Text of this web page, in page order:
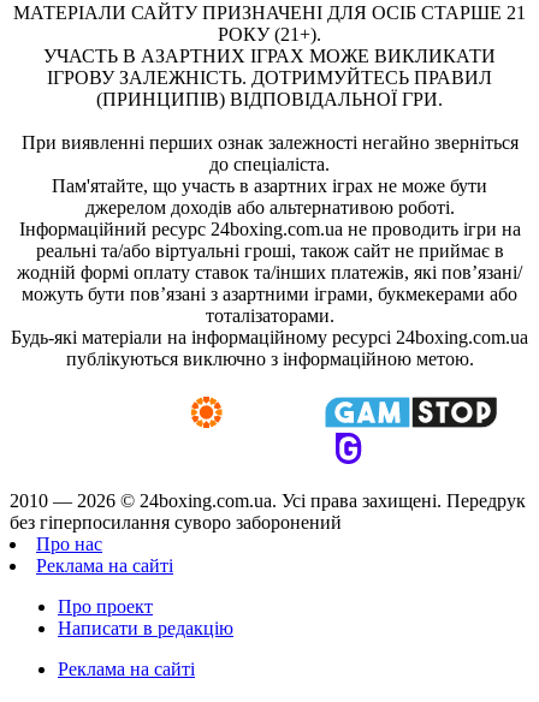
МАТЕРІАЛИ САЙТУ ПРИЗНАЧЕНІ ДЛЯ ОСІБ СТАРШЕ 21
РОКУ (21+).
УЧАСТЬ В АЗАРТНИХ ІГРАХ МОЖЕ ВИКЛИКАТИ
ІГРОВУ ЗАЛЕЖНІСТЬ. ДОТРИМУЙТЕСЬ ПРАВИЛ
(ПРИНЦИПІВ) ВІДПОВІДАЛЬНОЇ ГРИ.
При виявленні перших ознак залежності негайно зверніться
до спеціаліста.
Пам'ятайте, що участь в азартних іграх не може бути
джерелом доходів або альтернативою роботі.
Інформаційний ресурс 24boxing.com.ua не проводить ігри на
реальні та/або віртуальні гроші, також сайт не приймає в
жодній формі оплату ставок та/інших платежів, які пов’язані/
можуть бути пов’язані з азартними іграми, букмекерами або
тоталізаторами.
Будь-які матеріали на інформаційному ресурсі 24boxing.com.ua
публікуються виключно з інформаційною метою.
2010 — 2026 © 24boxing.com.ua. Усi права захищенi. Передрук
без гіперпосилання суворо заборонений
Про нас
Реклама на сайті
Про проект
Написати в редакцію
Реклама на сайті